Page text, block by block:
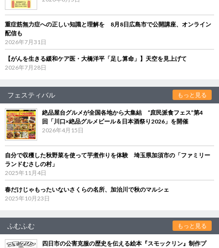
重症筋無力症への正しい知識と理解を 8月8日広島市で公開講座、オンライン
配信も
2026年7月31日
【がんを生きる緩和ケア医・大橋洋平「足し算命」】天空を見上げて
2026年7月28日
フェスティバル もっと見る
絶品屋台グルメが全国各地から大集結 “庶民派食フェス”第4
回「川口×絶品グルメビール＆日本酒祭り2026」を開催
2026年4月15日
自分で収穫した秋野菜を使って芋煮作りを体験 埼玉県加須市の「ファミリー
ランドむさしの村」
2025年11月4日
春だけじゃもったいないさくらの名所、加治川で秋のマルシェ
2025年10月23日
ふむふむ もっと見る
四日市の公害克服の歴史を伝える絵本『スモックリン』制作プ